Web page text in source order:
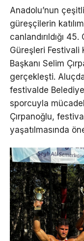
Anadolu’nun
güreşçilerin
canlandırıldığı
Güreşleri Festivali
Başkanı Selim
gerçekleşti.
festivalde
sporcuyla
Çırpanoğlu,
yaşatılmasında